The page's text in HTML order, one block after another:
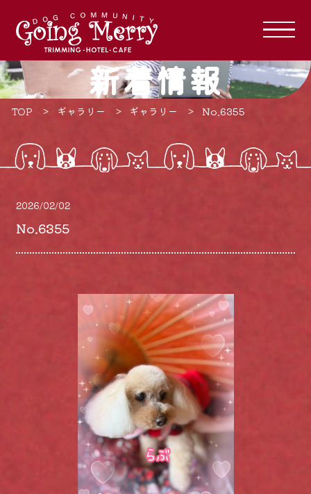
新着情報
TOP ギャラリー ギャラリー No.6355
2026/02/02
No.6355